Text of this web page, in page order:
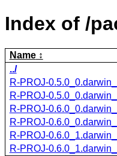
Index of /
Name
../
R-PROJ-
R-PROJ-
R-PROJ-
R-PROJ-
R-PROJ-
R-PROJ-